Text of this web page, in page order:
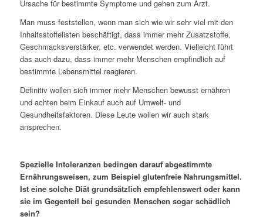
Ursache für bestimmte Symptome und gehen zum Arzt.
Man muss feststellen, wenn man sich wie wir sehr viel mit den
Inhaltsstoffelisten beschäftigt, dass immer mehr Zusatzstoffe,
Geschmacksverstärker, etc. verwendet werden. Vielleicht führt
das auch dazu, dass immer mehr Menschen empfindlich auf
bestimmte Lebensmittel reagieren.
Definitiv wollen sich immer mehr Menschen bewusst ernähren
und achten beim Einkauf auch auf Umwelt- und
Gesundheitsfaktoren. Diese Leute wollen wir auch stark
ansprechen.
Spezielle Intoleranzen bedingen darauf abgestimmte
Ernährungsweisen, zum Beispiel glutenfreie Nahrungsmittel.
Ist eine solche Diät grundsätzlich empfehlenswert oder kann
sie im Gegenteil bei gesunden Menschen sogar schädlich
sein?